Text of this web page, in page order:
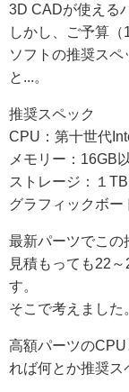
3D CADが使える
しかし、ご予算
ソフトの推奨ス
と...。
推奨スペック
CPU：第十世代
メモリー：16GB
ストレージ：１
グラフィックボー
最新パーツでこの
見積もっても22
す。
そこで考えました
高額パーツの
れば何とか推奨ス